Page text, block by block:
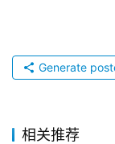
Generate
相关推荐